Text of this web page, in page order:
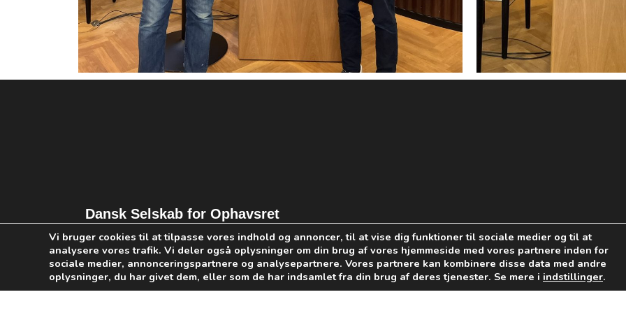
Dansk Selskab for Ophavsret​
Axel Towers, Axeltorv 2, 1609 København V
info@dsfo.dk
CVR: 33 44 79 81
Vi bruger cookies til at tilpasse vores indhold og annoncer, til at vise dig funktioner til sociale medier og til at
analysere vores trafik. Vi deler også oplysninger om din brug af vores hjemmeside med vores partnere inden for
sociale medier, annonceringspartnere og analysepartnere. Vores partnere kan kombinere disse data med andre
oplysninger, du har givet dem, eller som de har indsamlet fra din brug af deres tjenester. Se mere i indstillinger.